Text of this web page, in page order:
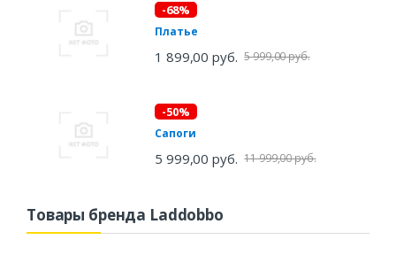
-68%
Платье
1 899,00 руб. 5 999,00 руб.
-50%
Сапоги
5 999,00 руб. 11 999,00 руб.
Товары бренда Laddobbo